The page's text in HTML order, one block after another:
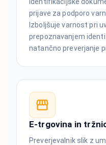
prijave za podporo
Izboljšuje varnost pri
prepoznavanjem
natančno preverjanje
E-trgovina in
Preverjevalnik slik z